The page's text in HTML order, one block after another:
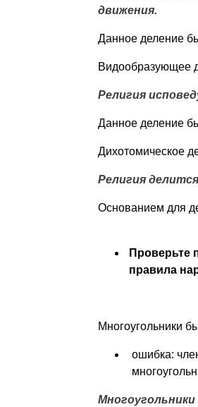
движения.
Данное деление
Видообразующее
Религия
Данное деление
Дихотомическое
Религия
Основанием для
Проверьте
правила
Многоугольники
ошибка: